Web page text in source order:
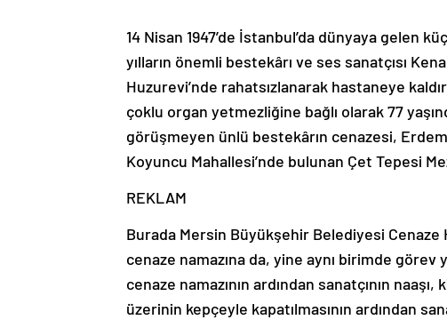
14 Nisan 1947’de İstanbul’da dünyaya gelen
yılların önemli bestekârı ve ses sanatçısı
Huzurevi’nde rahatsızlanarak hastaneye
çoklu organ yetmezliğine bağlı olarak 77
görüşmeyen ünlü bestekârın cenazesi,
Koyuncu Mahallesi’nde bulunan Çet Tepesi
REKLAM
Burada Mersin Büyükşehir Belediyesi Cenaze
cenaze namazına da, yine aynı birimde görev
cenaze namazının ardından sanatçının
üzerinin kepçeyle kapatılmasının ardından